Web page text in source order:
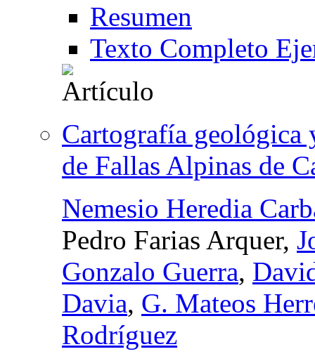
Resumen
Texto Completo
Cartografía geológica
de Fallas Alpinas de
Nemesio Heredia
Pedro Farias Arquer,
Gonzalo Guerra,
Davia, G. Mateos
Rodríguez